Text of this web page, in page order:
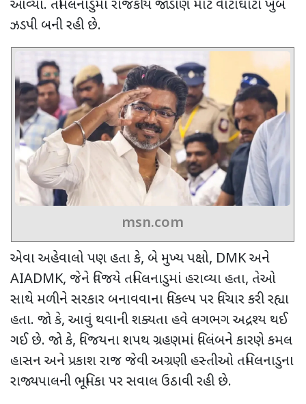
આવ્યા. તમિલનાડુમાં રાજકીય જોડાણ માટે વાટાઘાટો ખુબ
ઝડપી બની રહી છે.
msn.com
એવા અહેવાલો પણ હતા કે, બે મુખ્ય પક્ષો, DMKઅને
AIADMK, જેને વિજયે તમિલનાડુમાં હરાવ્યા હતા, તેઓ
સાથે મળીને સરકાર બનાવવાના વિકલ્પ પર વિચાર કરી રહ્યા
હતા. જો કે, આવું થવાની શક્યતા હવે લગભગ અદ્રશ્ય થઈ
ગઈ છે. જો કે, વિજયના શપથ ગ્રહણમાં વિલંબને કારણે કમલ
હાસન અને પ્રકાશ રાજ જેવી અગ્રણી હસ્તીઓ તમિલનાડુના
રાજ્યપાલની ભૂમિકા પર સવાલ ઉઠાવી રહી છે.